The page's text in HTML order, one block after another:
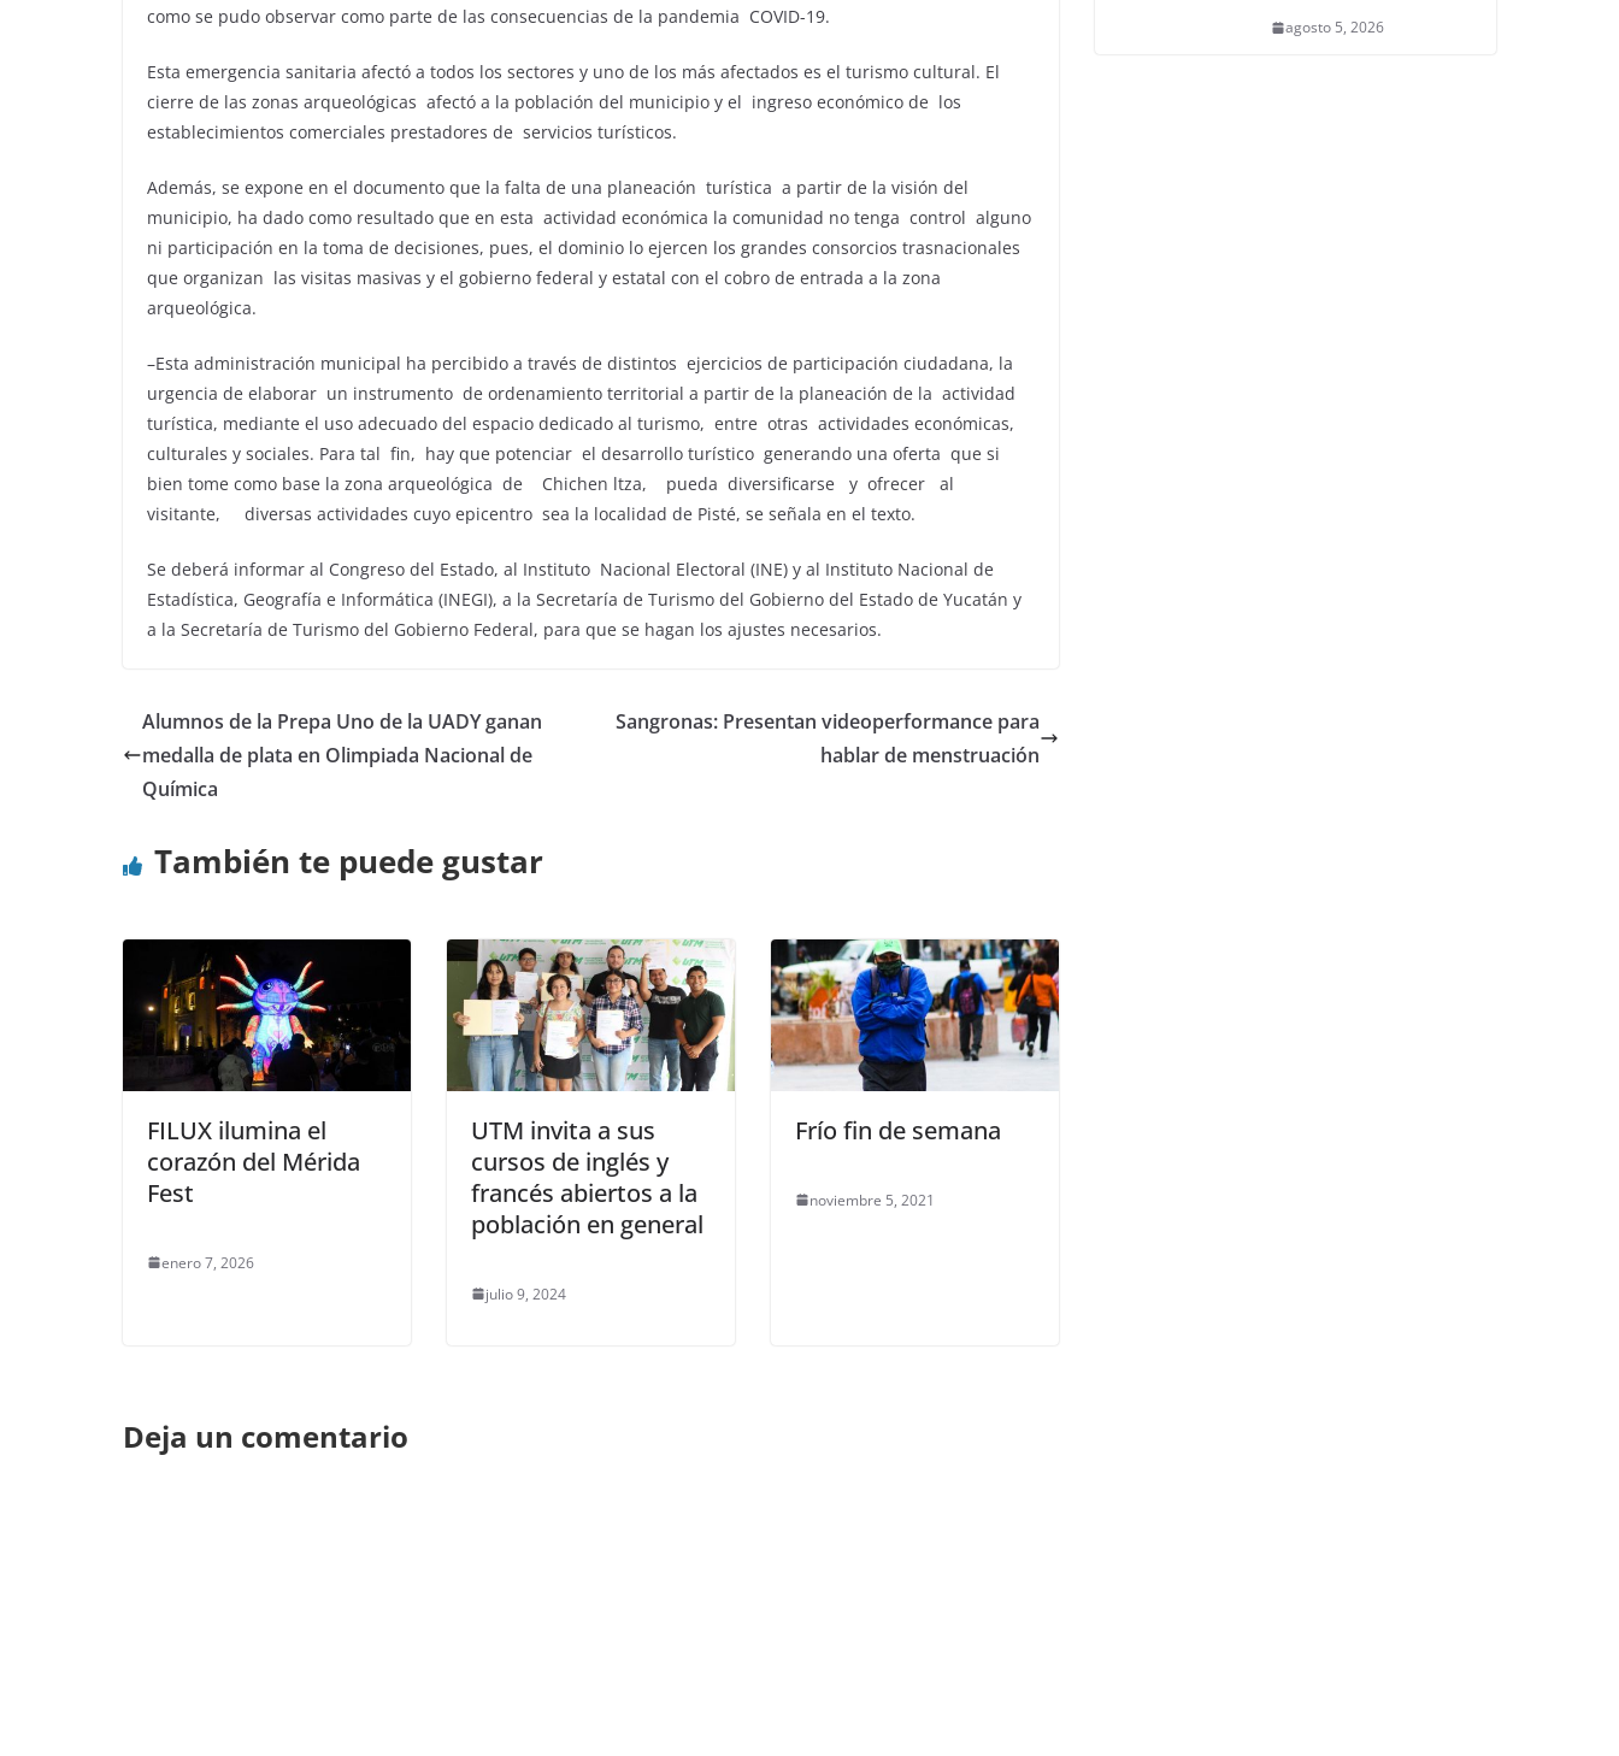
como se pudo observar como parte de las consecuencias de la pandemia COVID-19.
Esta emergencia sanitaria afectó a todos los sectores y uno de los más afectados es el turismo cultural. El
cierre de las zonas arqueológicas afectó a la población del municipio y el ingreso económico de los
establecimientos comerciales prestadores de servicios turísticos.
Además, se expone en el documento que la falta de una planeación turística a partir de la visión del
municipio, ha dado como resultado que en esta actividad económica la comunidad no tenga control alguno
ni participación en la toma de decisiones, pues, el dominio lo ejercen los grandes consorcios trasnacionales
que organizan las visitas masivas y el gobierno federal y estatal con el cobro de entrada a la zona
arqueológica.
–Esta administración municipal ha percibido a través de distintos ejercicios de participación ciudadana, la
urgencia de elaborar un instrumento de ordenamiento territorial a partir de la planeación de la actividad
turística, mediante el uso adecuado del espacio dedicado al turismo, entre otras actividades económicas,
culturales y sociales. Para tal fin, hay que potenciar el desarrollo turístico generando una oferta que si
bien tome como base la zona arqueológica de Chichen ltza, pueda diversificarse y ofrecer al
visitante, diversas actividades cuyo epicentro sea la localidad de Pisté, se señala en el texto.
Se deberá informar al Congreso del Estado, al Instituto Nacional Electoral (INE) y al Instituto Nacional de
Estadística, Geografía e Informática (INEGI), a la Secretaría de Turismo del Gobierno del Estado de Yucatán y
a la Secretaría de Turismo del Gobierno Federal, para que se hagan los ajustes necesarios.
Alumnos de la Prepa Uno de la UADY ganan
medalla de plata en Olimpiada Nacional de
Química
Sangronas: Presentan videoperformance para
hablar de menstruación
También te puede gustar
FILUX ilumina el
corazón del Mérida
Fest
enero 7, 2026
UTM invita a sus
cursos de inglés y
francés abiertos a la
población en general
julio 9, 2024
Frío fin de semana
noviembre 5, 2021
Deja un comentario
agosto 5, 2026